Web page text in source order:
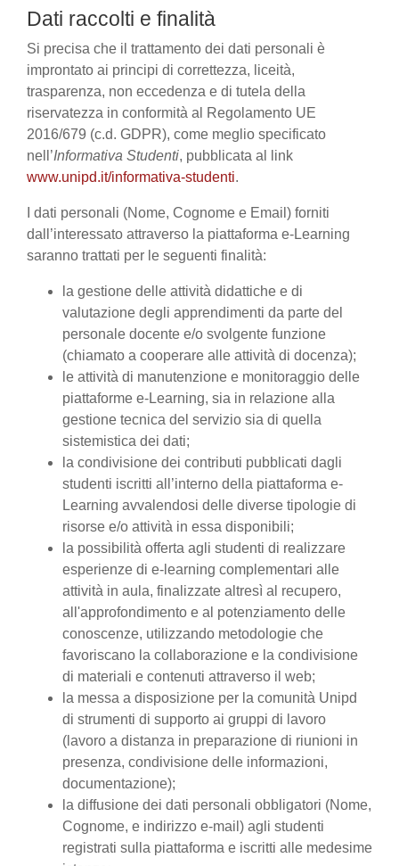
Dati raccolti e finalità
Si precisa che il trattamento dei dati personali è
improntato ai principi di correttezza, liceità,
trasparenza, non eccedenza e di tutela della
riservatezza in conformità al Regolamento UE
2016/679 (c.d. GDPR), come meglio specificato
nell’Informativa Studenti, pubblicata al link
www.unipd.it/informativa-studenti.
I dati personali (Nome, Cognome e Email) forniti
dall’interessato attraverso la piattaforma e-Learning
saranno trattati per le seguenti finalità:
la gestione delle attività didattiche e di
valutazione degli apprendimenti da parte del
personale docente e/o svolgente funzione
(chiamato a cooperare alle attività di docenza);
le attività di manutenzione e monitoraggio delle
piattaforme e-Learning, sia in relazione alla
gestione tecnica del servizio sia di quella
sistemistica dei dati;
la condivisione dei contributi pubblicati dagli
studenti iscritti all’interno della piattaforma e-
Learning avvalendosi delle diverse tipologie di
risorse e/o attività in essa disponibili;
la possibilità offerta agli studenti di realizzare
esperienze di e-learning complementari alle
attività in aula, finalizzate altresì al recupero,
all'approfondimento e al potenziamento delle
conoscenze, utilizzando metodologie che
favoriscano la collaborazione e la condivisione
di materiali e contenuti attraverso il web;
la messa a disposizione per la comunità Unipd
di strumenti di supporto ai gruppi di lavoro
(lavoro a distanza in preparazione di riunioni in
presenza, condivisione delle informazioni,
documentazione);
la diffusione dei dati personali obbligatori (Nome,
Cognome, e indirizzo e-mail) agli studenti
registrati sulla piattaforma e iscritti alle medesime